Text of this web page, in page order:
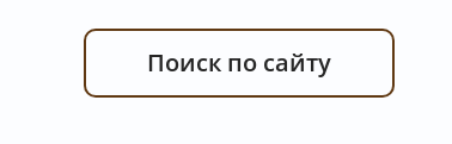
Поиск по сайту